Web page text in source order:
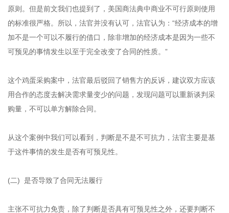
原则。但是前文我们也提到了，美国商法典中商业不可行原则使用
的标准很严格。所以，法官并没有认可，法官认为：“经济成本的增
加不是一个可以不履行的借口，除非增加的经济成本是因为一些不
可预见的事情发生以至于完全改变了合同的性质。”
这个鸡蛋采购案中，法官最后驳回了销售方的反诉，建议双方应该
用合作的态度去解决需求量变少的问题，发现问题可以重新谈判采
购量，不可以单方解除合同。
从这个案例中我们可以看到，判断是不是不可抗力，法官主要是基
于这件事情的发生是否有可预见性。
(二) 是否导致了合同无法履行
主张不可抗力免责，除了判断是否具有可预见性之外，还要判断不